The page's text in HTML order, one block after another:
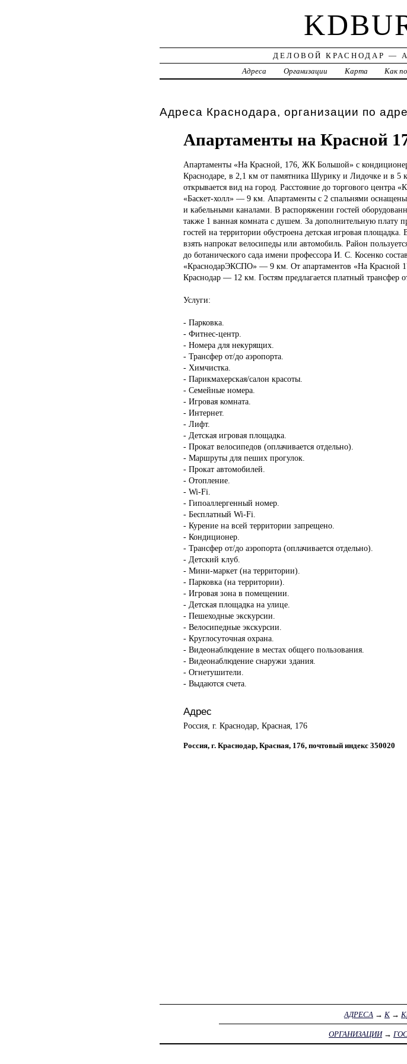
ДЕЛОВОЙ КРАСНОДАР —
Адреса
Организации Карта Как
Адреса Краснодара, организации по
Апартаменты на Красной
Апартаменты «На Красной, 176, ЖК Большой» с
Краснодаре, в 2,1 км от памятника Шурику и Лидочке и в 5
открывается вид на город. Расстояние до торгового центра
«Баскет-холл» — 9 км. Апартаменты с 2 спальнями
и кабельными каналами. В распоряжении гостей
также 1 ванная комната с душем. За дополнительную плату
гостей на территории обустроена детская игровая
взять напрокат велосипеды или автомобиль. Район
до ботанического сада имени профессора И. С. Косенко
«КраснодарЭКСПО» — 9 км. От апартаментов «На Красной
Краснодар — 12 км. Гостям предлагается платный трансфер
Услуги:
- Парковка.
- Фитнес-центр.
- Номера для некурящих.
- Трансфер от/до аэропорта.
- Химчистка.
- Парикмахерская/салон красоты.
- Семейные номера.
- Игровая комната.
- Интернет.
- Лифт.
- Детская игровая площадка.
- Прокат велосипедов (оплачивается отдельно).
- Маршруты для пеших прогулок.
- Прокат автомобилей.
- Отопление.
- Wi-Fi.
- Гипоаллергенный номер.
- Бесплатный Wi-Fi.
- Курение на всей территории запрещено.
- Кондиционер.
- Трансфер от/до аэропорта (оплачивается отдельно).
- Детский клуб.
- Мини-маркет (на территории).
- Парковка (на территории).
- Игровая зона в помещении.
- Детская площадка на улице.
- Пешеходные экскурсии.
- Велосипедные экскурсии.
- Круглосуточная охрана.
- Видеонаблюдение в местах общего пользования.
- Видеонаблюдение снаружи здания.
- Огнетушители.
- Выдаются счета.
Адрес
Россия, г. Краснодар, Красная, 176
Россия, г. Краснодар, Красная, 176, почтовый индекс 350020
АДРЕСА → К→
ОРГАНИЗАЦИИ→